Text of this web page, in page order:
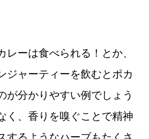
レーは食べられる！とか、
ジャーティーを飲むとポカ
が分かりやすい例でしょう
く、香りを嗅ぐことで精神